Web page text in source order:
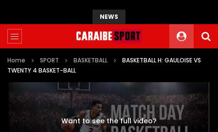
NEWS
Home SPORT BASKETBALL
BASKETBALL H: GAULOISE VS
TWENTY 4 BASKET-BALL
Want to see the full video?